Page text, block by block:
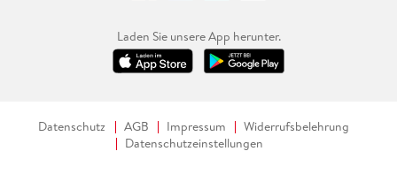
Laden Sie unsere App herunter.
Datenschutz AGB Impressum
Widerrufsbelehrung
Datenschutzeinstellungen